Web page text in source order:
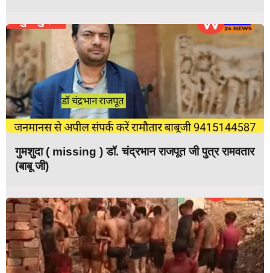
गुमशुदा ( missing ) डॉ. चंद्रभान राजपूत जी पुत्र रामवतार
(बाबू जी)